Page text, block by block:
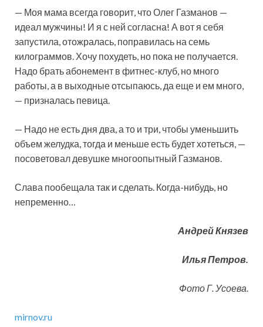
— Моя мама всегда говорит, что Олег Газманов —
идеал мужчины! И я с ней согласна! А вот я себя
запустила, отожралась, поправилась на семь
килограммов. Хочу похудеть, но пока не получается.
Надо брать абонемент в фитнес-клуб, но много
работы, а в выходные отсыпаюсь, да еще и ем много,
— призналась певица.
— Надо не есть дня два, а то и три, чтобы уменьшить
объем желудка, тогда и меньше есть будет хотеться, —
посоветовал девушке многоопытный Газманов.
Слава пообещала так и сделать. Когда-нибудь, но
непременно…
Андрей Князев
Илья Петров.
Фото Г. Усоева.
mirnov.ru